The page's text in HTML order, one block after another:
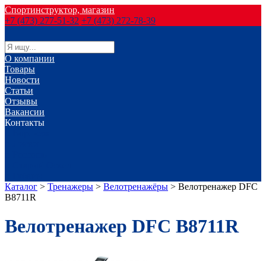
Спортинструктор, магазин
+7 (473) 277-51-32 +7 (473) 272-78-39
О компании
Товары
Новости
Статьи
Отзывы
Вакансии
Контакты
Каталог > Тренажеры > Велотренажёры > Велотренажер DFC
B8711R
Велотренажер DFC B8711R